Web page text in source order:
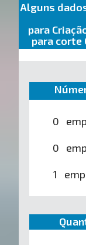
Alguns
para
para corte
0
0
1